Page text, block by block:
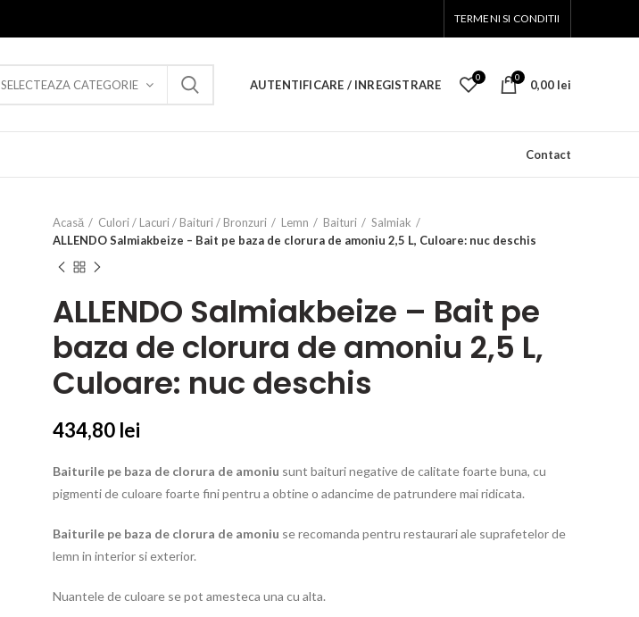
TERMENI SI CONDITII
SELECTEAZA CATEGORIE AUTENTIFICARE / INREGISTRARE
0 0
0,00 lei
Contact
Acasă Culori / Lacuri / Baituri / Bronzuri Lemn Baituri
Salmiak
ALLENDO Salmiakbeize – Bait pe baza de clorura de amoniu 2,5 L, Culoare: nuc deschis
ALLENDO Salmiakbeize – Bait pe
baza de clorura de amoniu 2,5 L,
Culoare: nuc deschis
434,80 lei
Baiturile pe baza de clorura de amoniu sunt baituri negative de calitate foarte buna, cu
pigmenti de culoare foarte fini pentru a obtine o adancime de patrundere mai ridicata.
Baiturile pe baza de clorura de amoniu se recomanda pentru restaurari ale suprafetelor de
lemn in interior si exterior.
Nuantele de culoare se pot amesteca una cu alta.